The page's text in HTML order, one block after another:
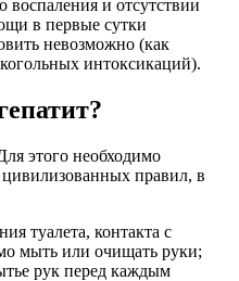
воспаления и отсутствии
в первые сутки
невозможно (как
интоксикаций).
этого необходимо
правил, в
туалета, контакта с
мыть или очищать руки;
рук перед каждым